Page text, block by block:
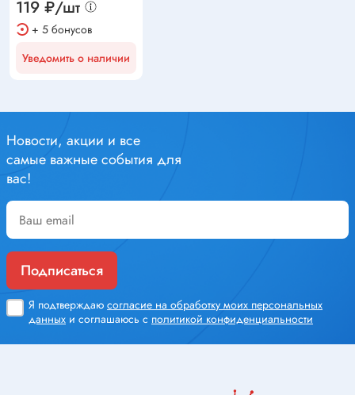
119 ₽/шт
+ 5 бонусов
Уведомить о наличии
Новости, акции и все
самые важные события для
вас!
Подписаться
Я подтверждаю согласие на обработку моих персональных
данных и соглашаюсь с политикой конфиденциальности